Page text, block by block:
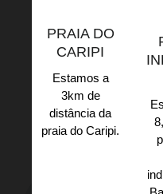
PRAIA DO
CARIPI
Estamos a
3km de
distância da
praia do Caripi.​